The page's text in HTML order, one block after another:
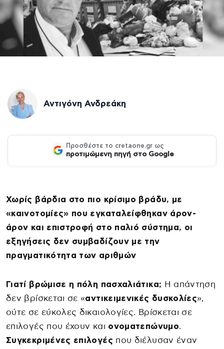
Αντιγόνη Ανδρεάκη
Προσθέστε το cretaone.gr ως
προτιμώμενη πηγή στο Google
Χωρίς βάρδια στο πιο κρίσιμο βράδυ, με
«καινοτομίες» που εγκαταλείφθηκαν άρον-
άρον και επιστροφή στο παλιό σύστημα, οι
εξηγήσεις δεν συμβαδίζουν με την
πραγματικότητα των αριθμών
Γιατί βρώμισε η πόλη πασχαλιάτικα; Η απάντηση
δεν βρίσκεται σε «αντικειμενικές δυσκολίες»,
ούτε σε εύκολες δικαιολογίες. Βρίσκεται σε
επιλογές που έχουν και ονοματεπώνυμο.
Συγκεκριμένες επιλογέςπου διέλυσαν έναν